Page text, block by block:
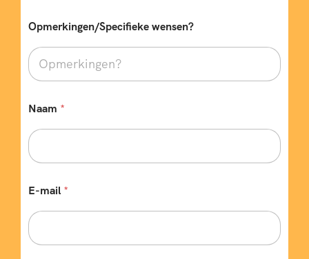
l
c
t
b
s
Opmerkingen/Specifieke wensen?
Naam *
E-mail *